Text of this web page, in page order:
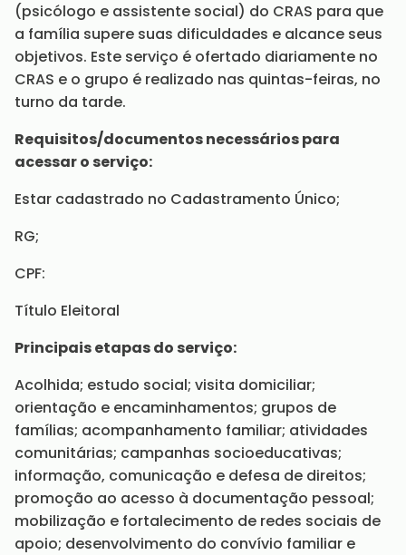
(psicólogo e assistente social) do CRAS para que
a família supere suas dificuldades e alcance seus
objetivos. Este serviço é ofertado diariamente no
CRAS e o grupo é realizado nas quintas-feiras, no
turno da tarde.
Requisitos/documentos necessários para
acessar o serviço:
Estar cadastrado no Cadastramento Único;
RG;
CPF:
Título Eleitoral
Principais etapas do serviço:
Acolhida; estudo social; visita domiciliar;
orientação e encaminhamentos; grupos de
famílias; acompanhamento familiar; atividades
comunitárias; campanhas socioeducativas;
informação, comunicação e defesa de direitos;
promoção ao acesso à documentação pessoal;
mobilização e fortalecimento de redes sociais de
apoio; desenvolvimento do convívio familiar e